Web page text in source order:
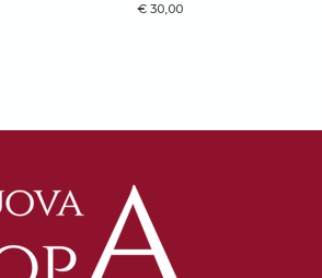
€ 30,00